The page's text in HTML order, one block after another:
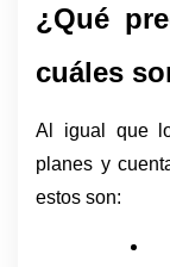
¿Qué
cuáles
Al igual que
planes y
estos son: